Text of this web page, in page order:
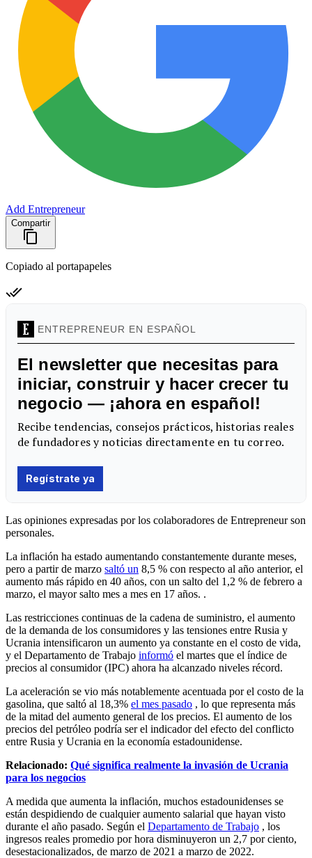
Add Entrepreneur
Compartir
Copiado al portapapeles
Las opiniones expresadas por los colaboradores de Entrepreneur son
personales.
La inflación ha estado aumentando constantemente durante meses,
pero a partir de marzo saltó un 8,5 % con respecto al año anterior, el
aumento más rápido en 40 años, con un salto del 1,2 % de febrero a
marzo, el mayor salto mes a mes en 17 años. .
Las restricciones continuas de la cadena de suministro, el aumento
de la demanda de los consumidores y las tensiones entre Rusia y
Ucrania intensificaron un aumento ya constante en el costo de vida,
y el Departamento de Trabajo informó el martes que el índice de
precios al consumidor (IPC) ahora ha alcanzado niveles récord.
La aceleración se vio más notablemente acentuada por el costo de la
gasolina, que saltó al 18,3% el mes pasado , lo que representa más
de la mitad del aumento general de los precios. El aumento de los
precios del petróleo podría ser el indicador del efecto del conflicto
entre Rusia y Ucrania en la economía estadounidense.
Relacionado: Qué significa realmente la invasión de Ucrania
para los negocios
A medida que aumenta la inflación, muchos estadounidenses se
están despidiendo de cualquier aumento salarial que hayan visto
durante el año pasado. Según el Departamento de Trabajo , los
ingresos reales promedio por hora disminuyeron un 2,7 por ciento,
desestacionalizados, de marzo de 2021 a marzo de 2022.